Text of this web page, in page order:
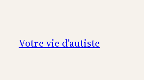
contenu
Votre vie d'autiste